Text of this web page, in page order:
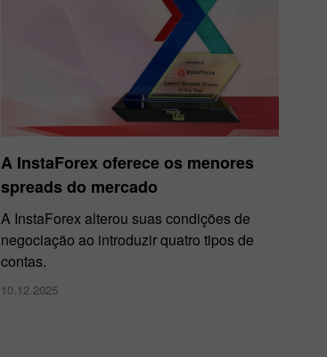
A InstaForex oferece os menores
spreads do mercado
A InstaForex alterou suas condições de
negociação ao introduzir quatro tipos de
contas.
10.12.2025